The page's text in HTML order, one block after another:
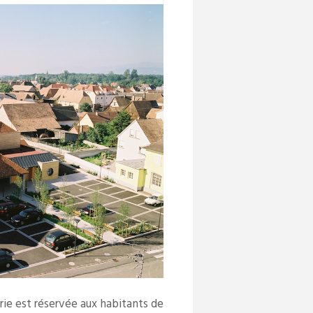
est réservée aux habitants de